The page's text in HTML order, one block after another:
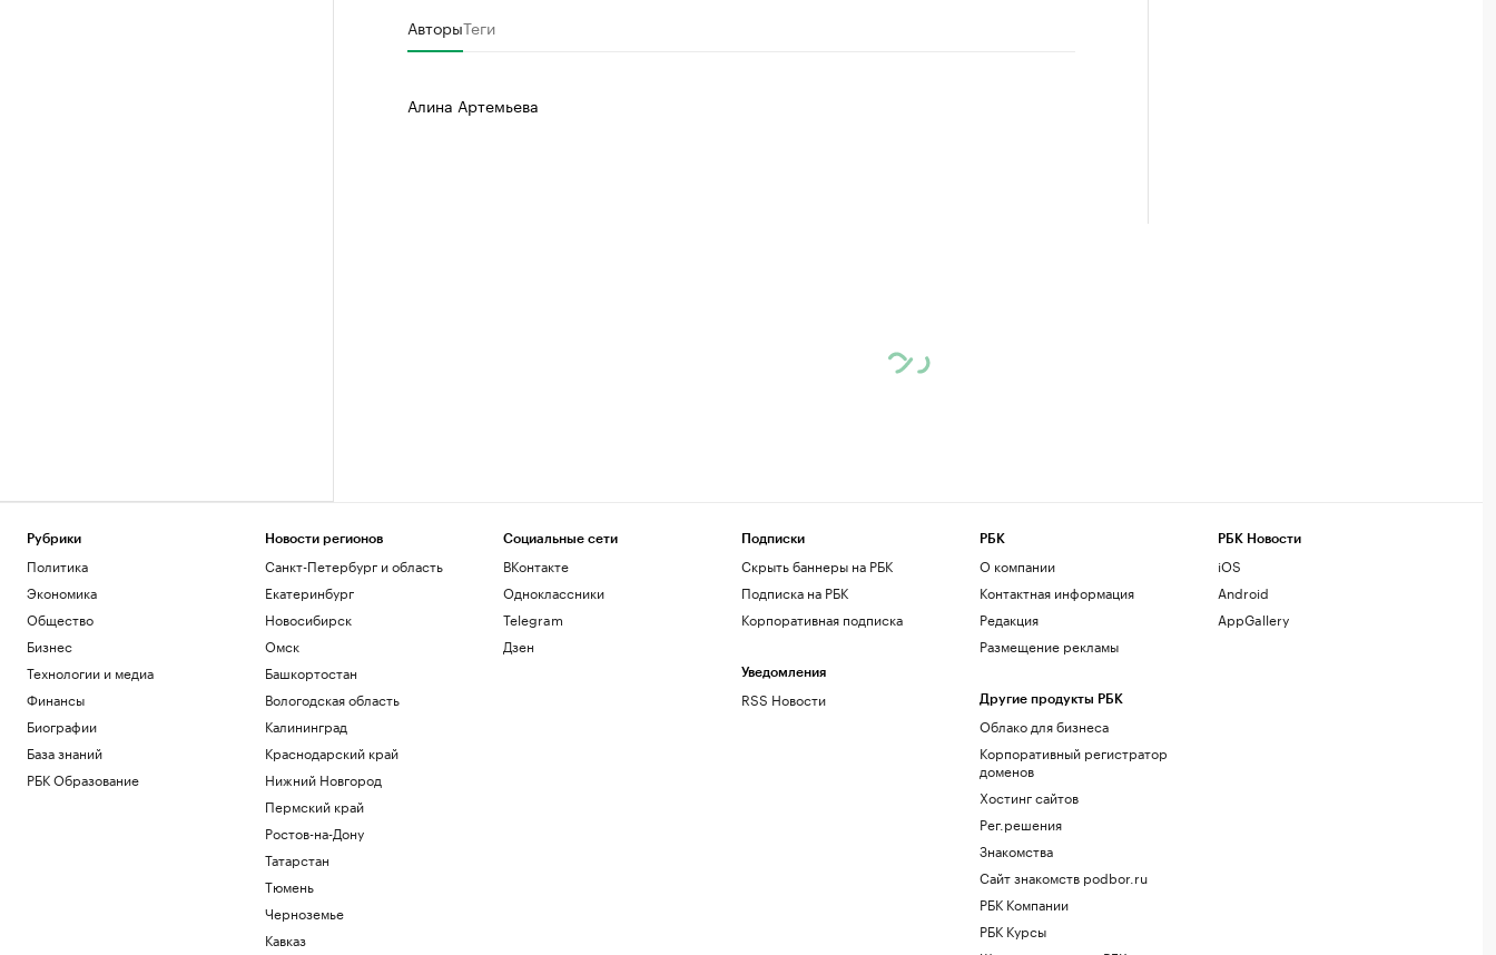
АвторыТеги
Алина Артемьева
Рубрики
Политика
Экономика
Общество
Бизнес
Технологии и медиа
Финансы
Биографии
База знаний
РБК Образование
Новости регионов
Санкт-Петербург и область
Екатеринбург
Новосибирск
Омск
Башкортостан
Вологодская область
Калининград
Краснодарский край
Нижний Новгород
Пермский край
Ростов-на-Дону
Татарстан
Тюмень
Черноземье
Кавказ
Социальные сети
ВКонтакте
Одноклассники
Telegram
Дзен
Подписки
Скрыть баннеры на РБК
Подписка на РБК
Корпоративная подписка
Уведомления
RSS Новости
РБК
О компании
Контактная информация
Редакция
Размещение рекламы
Другие продукты РБК
Облако для бизнеса
Корпоративный регистратор
доменов
Хостинг сайтов
Рег.решения
Знакомства
Сайт знакомств podbor.ru
РБК Компании
РБК Курсы
РБК Новости
iOS
Android
AppGallery